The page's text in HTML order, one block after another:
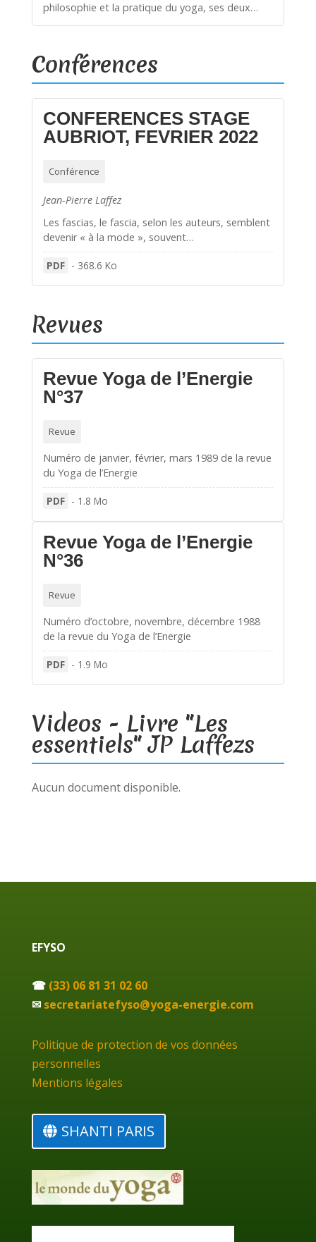
philosophie et la pratique du yoga, ses deux…
Conférences
CONFERENCES STAGE
AUBRIOT, FEVRIER 2022
Conférence
Jean-Pierre Laffez
Les fascias, le fascia, selon les auteurs, semblent
devenir « à la mode », souvent…
PDF - 368.6 Ko
Revues
Revue Yoga de l’Energie
N°37
Revue
Numéro de janvier, février, mars 1989 de la revue
du Yoga de l’Energie
PDF - 1.8 Mo
Revue Yoga de l’Energie
N°36
Revue
Numéro d’octobre, novembre, décembre 1988
de la revue du Yoga de l’Energie
PDF - 1.9 Mo
Videos - Livre "Les
essentiels" JP Laffezs
Aucun document disponible.
EFYSO
☎ (33) 06 81 31 02 60
✉ secretariatefyso@yoga-energie.com
Politique de protection de vos données
personnelles
Mentions légales
SHANTI PARIS